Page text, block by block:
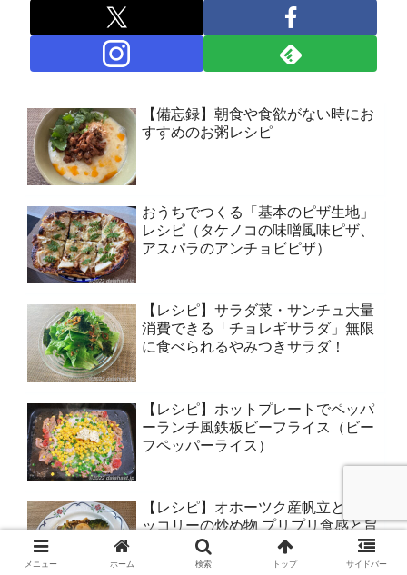
【備忘録】朝食や食欲がない時にお
すすめのお粥レシピ
おうちでつくる「基本のピザ生地」
レシピ（タケノコの味噌風味ピザ、
アスパラのアンチョビピザ）
【レシピ】サラダ菜・サンチュ大量
消費できる「チョレギサラダ」無限
に食べられるやみつきサラダ！
【レシピ】ホットプレートでペッパ
ーランチ風鉄板ビーフライス（ビー
フペッパーライス）
【レシピ】オホーツク産帆立とブロ
ッコリーの炒め物 プリプリ食感と旨
味が絶品！
メニュー ホーム 検索 トップ サイドバー